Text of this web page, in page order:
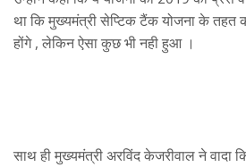
था कि मुख्यमंत्री सेप्टिक टैंक योजना के तहत
होंगे , लेकिन ऐसा कुछ भी नही हुआ ।
साथ ही मुख्यमंत्री अरविंद केजरीवाल ने वादा